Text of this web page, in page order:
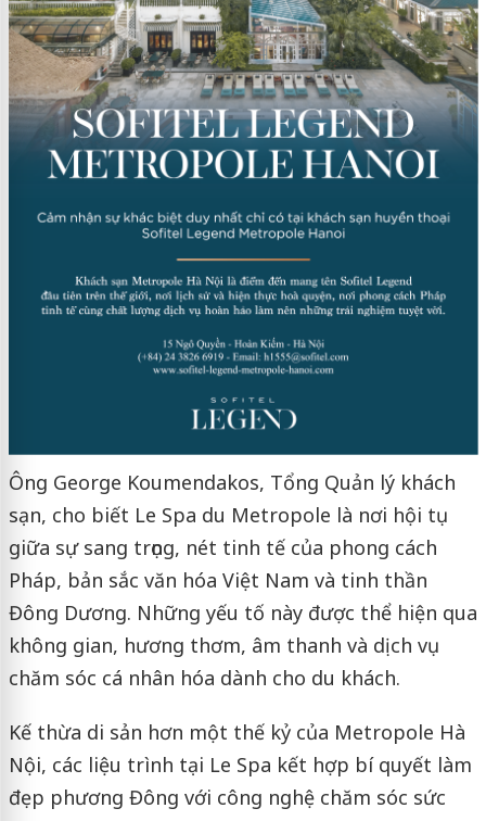
Ông George Koumendakos, Tổng Quản lý khách
sạn, cho biết Le Spa du Metropole là nơi hội tụ
giữa sự sang trọng, nét tinh tế của phong cách
Pháp, bản sắc văn hóa Việt Nam và tinh thần
Đông Dương. Những yếu tố này được thể hiện qua
không gian, hương thơm, âm thanh và dịch vụ
chăm sóc cá nhân hóa dành cho du khách.
Kế thừa di sản hơn một thế kỷ của Metropole Hà
Nội, các liệu trình tại Le Spa kết hợp bí quyết làm
đẹp phương Đông với công nghệ chăm sóc sức